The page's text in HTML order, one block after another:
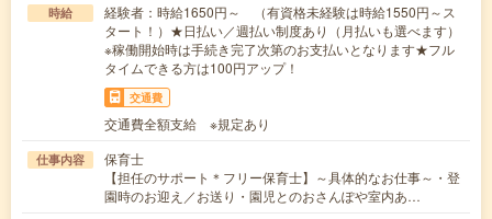
時給
経験者：時給1650円～ （有資格未経験は時給1550円～ス
タート！）★日払い／週払い制度あり（月払いも選べます）
※稼働開始時は手続き完了次第のお支払いとなります★フル
タイムできる方は100円アップ！
交通費
交通費全額支給 ※規定あり
仕事内容
保育士
【担任のサポート＊フリー保育士】～具体的なお仕事～・登
園時のお迎え／お送り・園児とのおさんぽや室内あ…